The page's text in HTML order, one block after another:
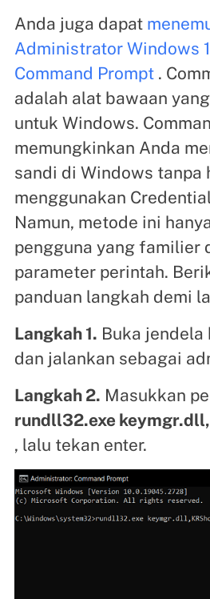
Anda juga dapat
Administrator Windows
Command Prompt.
adalah alat bawaan
untuk Windows.
memungkinkan Anda
sandi di Windows tanpa
menggunakan
Namun, metode ini
pengguna yang familier
parameter perintah.
panduan langkah demi
Langkah 1. Buka
dan jalankan sebagai
Langkah 2. Masukkan
rundll32.exe
, lalu tekan enter.